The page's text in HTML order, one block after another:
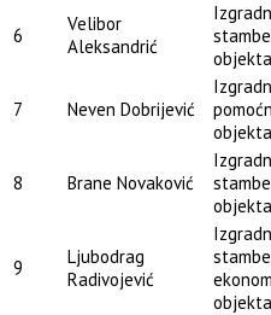
6
Velibor
Aleksandrić
objekta
7 Neven Dobrijević
objekta
8 Brane Novaković
objekta
9
Ljubodrag
Radivojević
objekta